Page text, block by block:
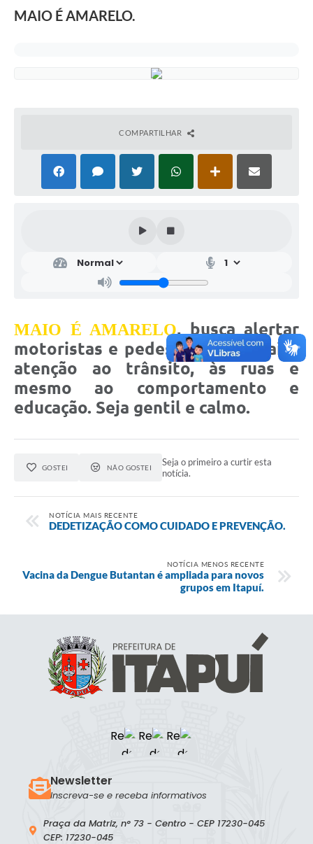
MAIO É AMARELO.
COMPARTILHAR
MAIO É AMARELO, busca alertar
motoristas e pedestres para maior
atenção ao trânsito, às ruas e
mesmo ao comportamento e
educação. Seja gentil e calmo.
GOSTEI NÃO GOSTEI
Seja o primeiro a curtir esta
notícia.
NOTÍCIA MAIS RECENTE
DEDETIZAÇÃO COMO CUIDADO E PREVENÇÃO.
NOTÍCIA MENOS RECENTE
Vacina da Dengue Butantan é ampliada para novos
grupos em Itapuí.
Praça da Matriz, n° 73 - Centro - CEP 17230-045
CEP: 17230-045
Newsletter
Inscreva-se e receba informativos